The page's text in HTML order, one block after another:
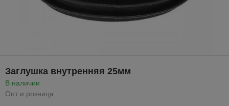
Заглушка внутренняя 25мм
В наличии
Опт и розница